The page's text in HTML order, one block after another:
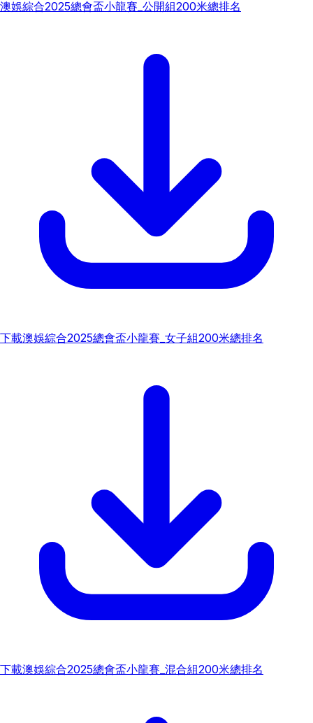
澳娛綜合2025總會盃小龍賽_公開組200米總排名
下載澳娛綜合2025總會盃小龍賽_女子組200米總排名
下載澳娛綜合2025總會盃小龍賽_混合組200米總排名